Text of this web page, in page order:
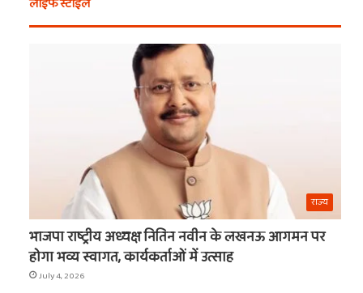
खरीदें
ये
वाले
लाइफ स्टाइल
राज्य
भाजपा राष्ट्रीय अध्यक्ष नितिन नवीन के लखनऊ आगमन पर
होगा भव्य स्वागत, कार्यकर्ताओं में उत्साह
July 4, 2026